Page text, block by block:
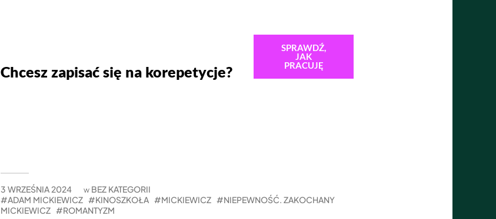
Chcesz zapisać się na korepetycje?
SPRAWDŹ,
JAK
PRACUJĘ
3 WRZEŚNIA 2024 w BEZ KATEGORII
ADAM MICKIEWICZ
KINOSZKOŁA MICKIEWICZ
NIEPEWNOŚĆ. ZAKOCHANY
MICKIEWICZ
ROMANTYZM